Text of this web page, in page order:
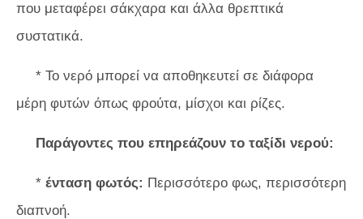
που μεταφέρει σάκχαρα και άλλα θρεπτικά
συστατικά.
* Το νερό μπορεί να αποθηκευτεί σε διάφορα
μέρη φυτών όπως φρούτα, μίσχοι και ρίζες.
Παράγοντες που επηρεάζουν το ταξίδι νερού:
* ένταση φωτός: Περισσότερο φως, περισσότερη
διαπνοή.